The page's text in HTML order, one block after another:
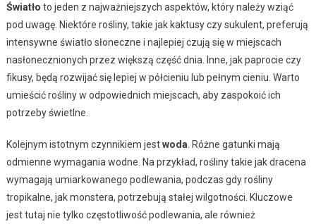
Światło to jeden z najważniejszych aspektów, który należy wziąć
pod uwagę. Niektóre rośliny, takie jak kaktusy czy sukulent, preferują
intensywne światło słoneczne i najlepiej czują się w miejscach
nasłonecznionych przez większą część dnia. Inne, jak paprocie czy
fikusy, będą rozwijać się lepiej w półcieniu lub pełnym cieniu. Warto
umieścić rośliny w odpowiednich miejscach, aby zaspokoić ich
potrzeby świetlne.
Kolejnym istotnym czynnikiem jestwoda . Różne gatunki mają
odmienne wymagania wodne. Na przykład, rośliny takie jak dracena
wymagają umiarkowanego podlewania, podczas gdy rośliny
tropikalne, jak monstera, potrzebują stałej wilgotności. Kluczowe
jest tutaj nie tylko częstotliwość podlewania, ale również